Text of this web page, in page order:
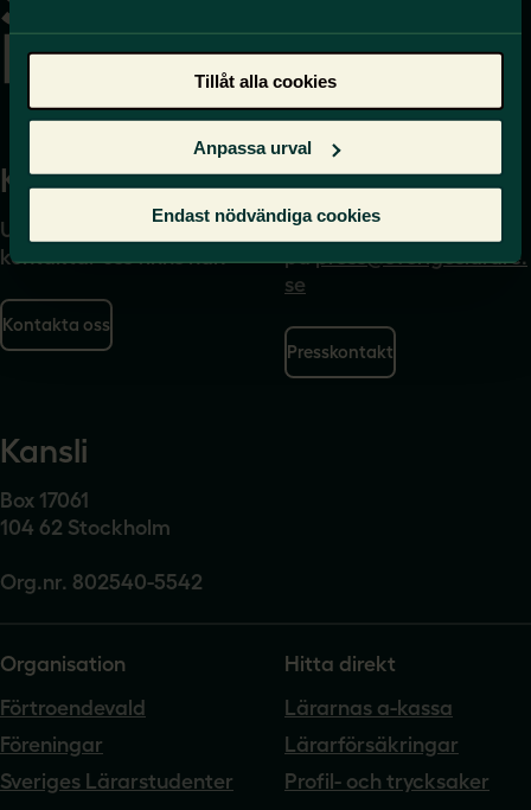
Tillåt alla cookies
Anpassa urval
Endast nödvändiga cookies
Kontakta
Uppgifter om hur du
kontaktar oss finns här.
Kontakta oss
Press
Journalist – du når oss
på press@sverigeslarare.
se
Presskontakt
Kansli
Box 17061
104 62 Stockholm
Org.nr. 802540-5542
Organisation
Förtroendevald
Föreningar
Sveriges Lärarstudenter
Hitta direkt
Lärarnas a-kassa
Lärarförsäkringar
Profil- och trycksaker